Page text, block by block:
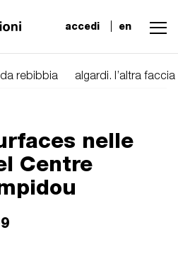
accedi en
rebibbia algardi. l’altra
nelle
Centre